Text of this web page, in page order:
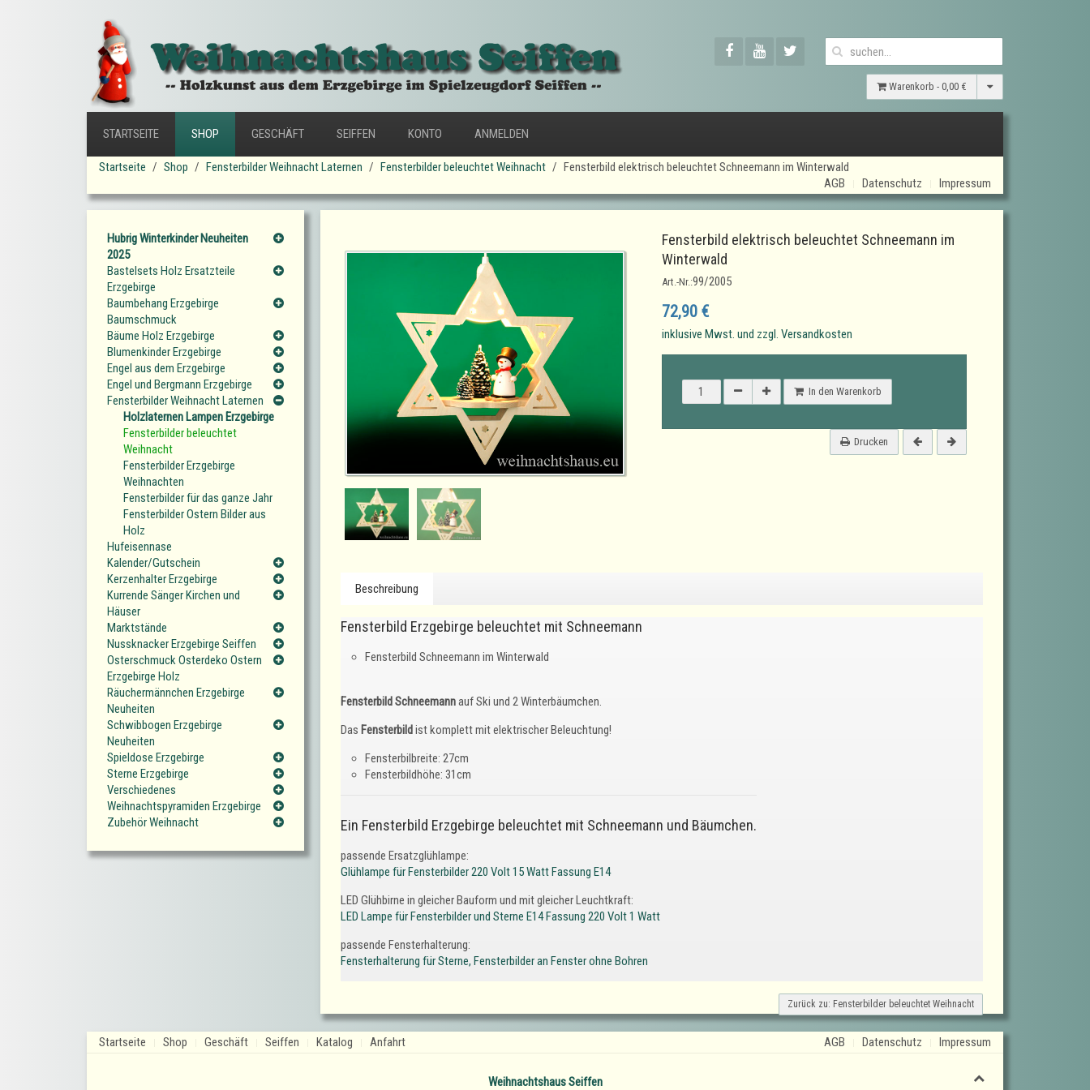
Warenkorb - 0,00 €
STARTSEITE SHOP GESCHÄFT SEIFFEN KONTO ANMELDEN
Startseite Shop Fensterbilder Weihnacht Laternen Fensterbilder beleuchtet Weihnacht
Fensterbild elektrisch beleuchtet Schneemann im Winterwald
AGB
Datenschutz Impressum
Fensterbild elektrisch beleuchtet Schneemann im
Winterwald
Art.-Nr.:99/2005
72,90 €
inklusive Mwst. und zzgl. Versandkosten
In den Warenkorb
Drucken
Beschreibung
Fensterbild Erzgebirge beleuchtet mit Schneemann
Fensterbild Schneemann im Winterwald
Fensterbild Schneemannauf Ski und 2 Winterbäumchen.
Das Fensterbildist komplett mit elektrischer Beleuchtung!
Fensterbilbreite: 27cm
Fensterbildhöhe: 31cm
Ein Fensterbild Erzgebirge beleuchtet mit Schneemann und Bäumchen.
passende Ersatzglühlampe:
Glühlampe für Fensterbilder 220 Volt 15 Watt Fassung E14
LED Glühbirne in gleicher Bauform und mit gleicher Leuchtkraft:
LED Lampe für Fensterbilder und Sterne E14 Fassung 220 Volt 1 Watt
passende Fensterhalterung:
Fensterhalterung für Sterne, Fensterbilder an Fenster ohne Bohren
Zurück zu: Fensterbilder beleuchtet Weihnacht
Hubrig Winterkinder Neuheiten
2025
Bastelsets Holz Ersatzteile
Erzgebirge
Baumbehang Erzgebirge
Baumschmuck
Bäume Holz Erzgebirge
Blumenkinder Erzgebirge
Engel aus dem Erzgebirge
Engel und Bergmann Erzgebirge
Fensterbilder Weihnacht Laternen
Holzlaternen Lampen Erzgebirge
Fensterbilder beleuchtet
Weihnacht
Fensterbilder Erzgebirge
Weihnachten
Fensterbilder für das ganze Jahr
Fensterbilder Ostern Bilder aus
Holz
Hufeisennase
Kalender/Gutschein
Kerzenhalter Erzgebirge
Kurrende Sänger Kirchen und
Häuser
Marktstände
Nussknacker Erzgebirge Seiffen
Osterschmuck Osterdeko Ostern
Erzgebirge Holz
Räuchermännchen Erzgebirge
Neuheiten
Schwibbogen Erzgebirge
Neuheiten
Spieldose Erzgebirge
Sterne Erzgebirge
Verschiedenes
Weihnachtspyramiden Erzgebirge
Zubehör Weihnacht
Startseite Shop Geschäft Seiffen Katalog Anfahrt AGB Datenschutz Impressum
Weihnachtshaus Seiffen